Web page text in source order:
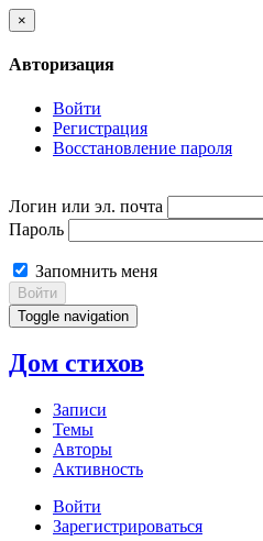
×
Авторизация
Войти
Регистрация
Восстановление пароля
Логин или эл. почта
Пароль
Запомнить меня
Войти
Toggle navigation
Дом стихов
Записи
Темы
Авторы
Активность
Войти
Зарегистрироваться